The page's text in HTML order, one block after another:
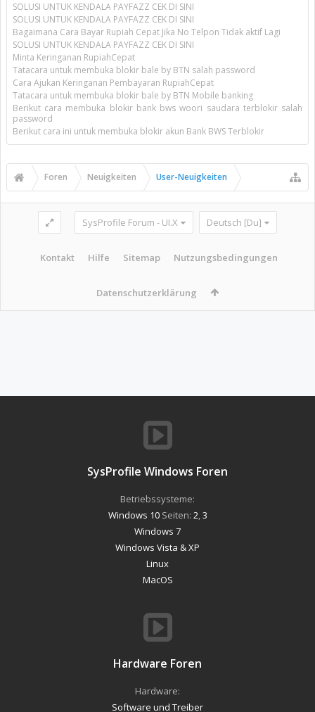
SOLUSI UNTUK KENDALA PAYFAZZ CEK DI SINI
SOLUSI UNTUK KENDALA PAYFAZZ CEK DI SINI
Bagaimana Cara Bayar Rupiah Cepat Jika No Telpon Tidak aktif Lagi
SOLUSI UNTUK KENDALA PAYFAZZ CEK DI SINI
Minta Keringanan RupiahCepat
Tatacara untuk membuka blokir bale by BTN salah password
Cara Ajukan Keringanan Pembayaran RupiahCepat
Tatacara untuk membuka blokir bale by BTN Mobile banking
Berikut cara membuka blokir bank bws woori saudara terblokir salah
password
Berikut cara ini untuk membuka blokir akun Bank BWS Terblokir
Foren Neuigkeiten User-Neuigkeiten
SysProfile Forum - UI.X Deutsch [Du]
Kontakt Hilfe Sitemap Nutzungsbedingungen
Datenschutzerklärung
SysProfile Windows Foren
Betriebssysteme:
Windows 10Seiten: 2 3
Windows 7
Windows Vista & XP
Linux
MacOS
Hardware Foren
Hardware:
Software und Treiber